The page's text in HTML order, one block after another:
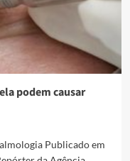
podem causar
Publicado em